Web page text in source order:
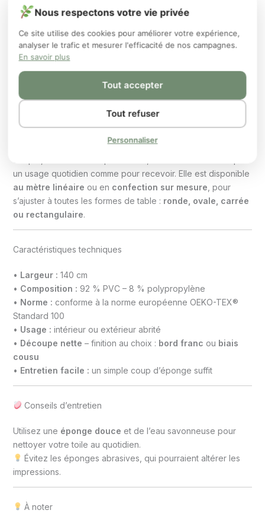
ROUGE AMOUR
VERT CLAIR
BLEU AZUR FONCÉ
GRIS CLAIR
Élégance discrète et douceur minérale
Des rayures douces, des tons naturels, pour une table
paisible et raffinée.
Apportez une touche de sobriété élégante à votre intérieur
Ellen, au motif derayures floues façon
aquarelle
sable, gris clair et beige
. Ce modèle tout en nuances s’inspire des textures
minérales et des paysages naturels. Il s’adapte aussi bien à
un univers épuré qu’à une décoration chaleureuse.
un usage quotidien comme pour recevoir. Elle est disponible
au mètre linéaire ou en confection sur mesure , pour
s’ajuster à toutes les formes de table : ronde, ovale, carrée
ou rectangulaire.
Caractéristiques techniques
• Largeur : 140 cm
• Composition : 92 % PVC – 8 % polypropylène
• Norme : conforme à la norme européenne OEKO-TEX®
Standard 100
• Usage : intérieur ou extérieur abrité
• Découpe nette – finition au choix : bord franc ou biais
cousu
• Entretien facile : un simple coup d’éponge suffit
Conseils d’entretien
Utilisez une éponge douce et de l’eau savonneuse pour
nettoyer votre toile au quotidien.
Évitez les éponges abrasives, qui pourraient altérer les
impressions.
À noter
Nous respectons votre vie privée
Ce site utilise des cookies pour améliorer votre expérience,
analyser le trafic et mesurer l'efficacité de nos campagnes.
En savoir plus
Tout accepter
Tout refuser
Personnaliser